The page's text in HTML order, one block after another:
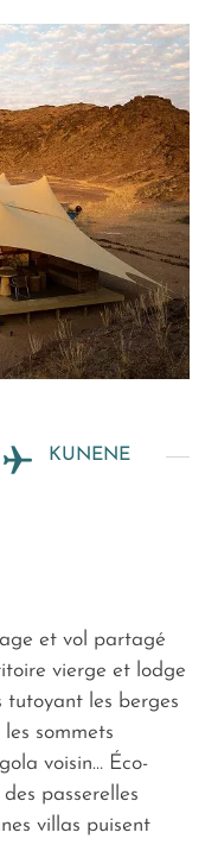
KUNENE
et vol partagé
vierge et lodge
tutoyant les berges
sommets
voisin… Éco-
passerelles
villas puisent